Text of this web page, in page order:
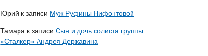
Юрий к записи Муж Руфины Нифонтовой
Тамара к записиСын и дочь солиста группы
«Сталкер» Андрея Державина